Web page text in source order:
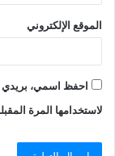
الموقع الإلكتروني
احفظ اسمي، بريدي
لاستخدامها المرة